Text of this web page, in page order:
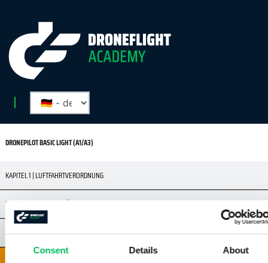
Consent Details About
DRONEPILOT BASIC LIGHT (A1/A3)
KAPITEL 1 | LUFTFAHRTVERORDNUNG
KAPITEL 2 | PRIVATSPHÄRE
KAPITEL 3 | SICHERHEIT